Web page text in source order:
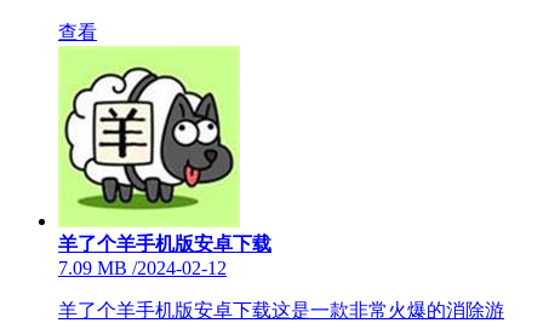
查看
羊了个羊手机版安卓下载
7.09 MB /2024-02-12
羊了个羊手机版安卓下载这是一款非常火爆的消除游